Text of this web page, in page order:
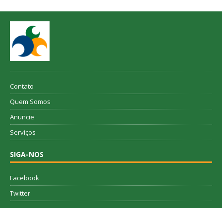
Contato
Quem Somos
Anuncie
Serviços
SIGA-NOS
Facebook
Twitter